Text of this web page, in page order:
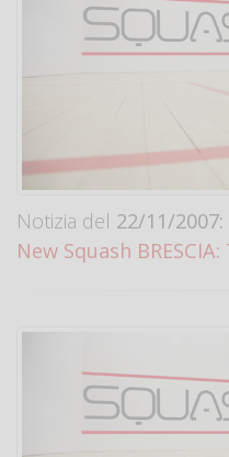
Notizia del 22/11/2007:
New Squash